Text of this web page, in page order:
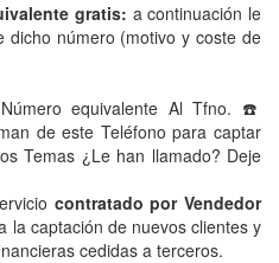
gratis: a continuación le
dicho número (motivo y coste de
equivalente Al Tfno. ☎️
de este Teléfono para captar
Temas ¿Le han llamado? Deje
contratado por Vendedor
la captación de nuevos clientes y
cedidas a terceros.